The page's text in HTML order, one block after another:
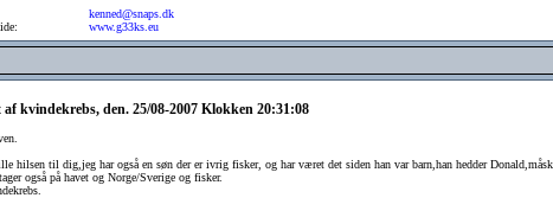
kenned@snaps.dk
www.g33ks.eu
af kvindekrebs, den. 25/08-2007 Klokken 20:31:08
hilsen til dig,jeg har også en søn der er ivrig fisker, og har været det siden han var barn,han hedder
også på havet og Norge/Sverige og fisker.